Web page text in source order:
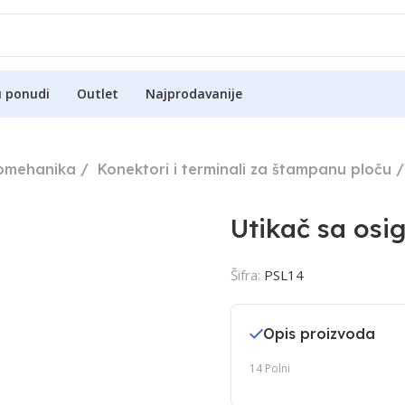
ponudi Outlet Najprodavanije
Konektori i terminali za štampanu ploču
Utikač sa
Šifra: PSL14
Opis proizvoda
14 Polni